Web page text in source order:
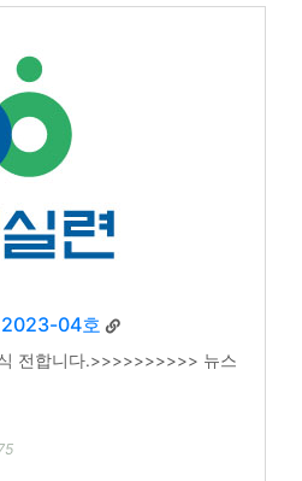
2023-04호
전합니다.>>>>>>>>>> 뉴스